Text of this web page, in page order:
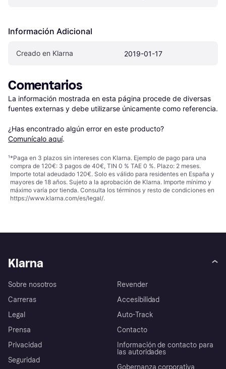
Información Adicional
Creado en Klarna 2019-01-17
Comentarios
La información mostrada en esta página procede de diversas
fuentes externas y debe utilizarse únicamente como referencia.
¿Has encontrado algún error en este producto?
Comunícalo aquí.
¹*Paga en 3 plazos sin intereses con Klarna. Ejemplo de pago para una
compra de 120€: 3 pagos de 40€, TIN 0 % TAE 0 %. Plazo: 2 meses.
Importe total adeudado 120€. Solo es válido para residentes en España y
mayores de 18 años. Sujeto a la aprobación de Klarna. Importe mínimo y
máximo varía por tienda. Consulta los términos y resto de condiciones en
https://www.klarna.com/es/legal/.
Klarna
Sobre nosotros
Carreras
Legal
Prensa
Privacidad
Seguridad
Revender
Accesibilidad
Auto-Track
Contacto
Información de contacto para
las autoridades
Gobernanza corporativa